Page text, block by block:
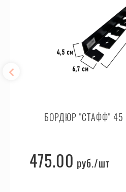
БОРДЮР "СТАФФ"
475.00 руб./шт